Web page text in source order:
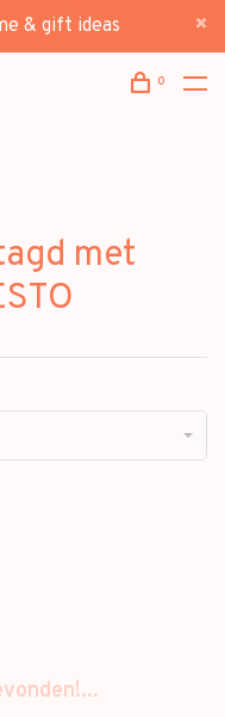
& gift ideas
0
met